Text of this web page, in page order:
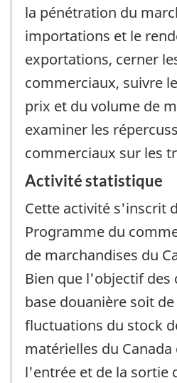
la pénétration du
importations et le
exportations, cerner
commerciaux, suivre
prix et du volume de
examiner les
commerciaux sur les
Activité statistique
Cette activité s'inscrit
Programme du
de marchandises du
Bien que l'objectif des
base douanière soit
fluctuations du stock
matérielles du
l'entrée et de la sortie